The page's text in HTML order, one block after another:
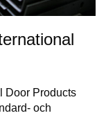
Door Products
och